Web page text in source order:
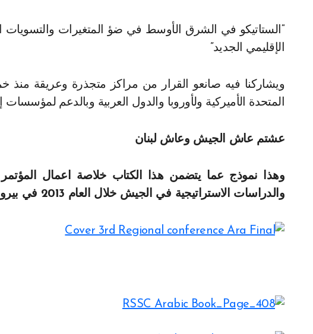
“الستاتيكو في الشرق الأوسط في ضؤ المتغيرات والتسويات
الإقليمي الجديد”
ويشاركنا فيه صانعو القرار من مراكز متجذرة وعريقة
المتحدة الأميركية ولأوروبا والدول العربية وبالدعم لمؤسسات
عشتم عاش الجيش وعاش لبنان
وهذا نموذج عما يتضمن هذا الكتاب خلاصة اعمال
والدراسات الاستراتيجية في الجيش خلال العام 2013 في بيروت.